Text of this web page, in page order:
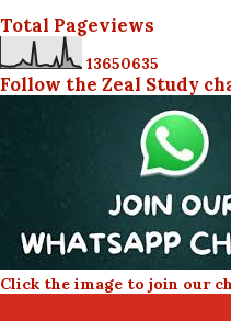
Total Pageviews
13650635
Follow the Zeal Study
Click the image to join our